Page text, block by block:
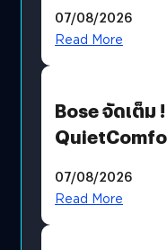
มีภาษาไทยด้วย
07/08/2026
Read More
Bose จัดเต็ม
07/08/2026
Read More